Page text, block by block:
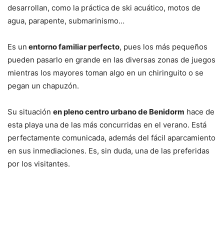
desarrollan, como la práctica de ski acuático, motos de
agua, parapente, submarinismo…
Es un entorno familiar perfecto, pues los más pequeños
pueden pasarlo en grande en las diversas zonas de juegos
mientras los mayores toman algo en un chiringuito o se
pegan un chapuzón.
Su situación en pleno centro urbano de Benidorm hace de
esta playa una de las más concurridas en el verano. Está
perfectamente comunicada, además del fácil aparcamiento
en sus inmediaciones. Es, sin duda, una de las preferidas
por los visitantes.